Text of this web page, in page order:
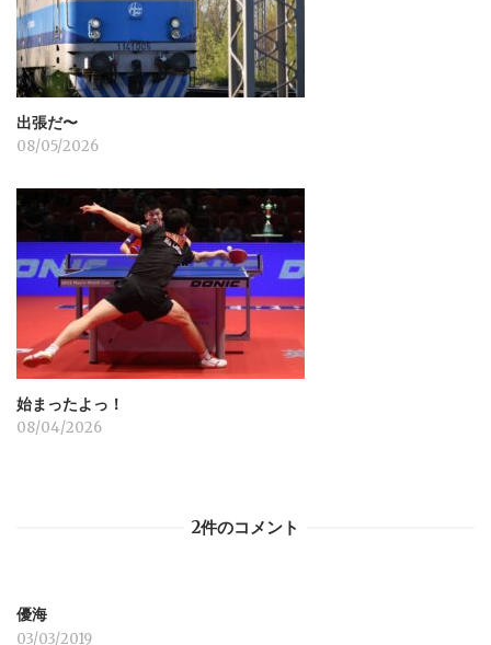
出張だ〜
08/05/2026
始まったよっ！
08/04/2026
2件のコメント
優海
03/03/2019